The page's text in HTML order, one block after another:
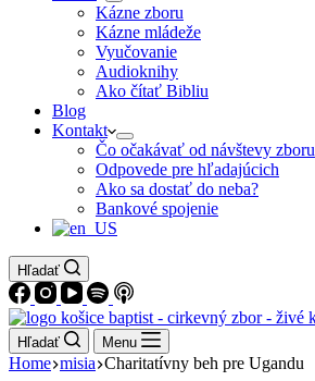
Kázne zboru
Kázne mládeže
Vyučovanie
Audioknihy
Ako čítať Bibliu
Blog
Kontakt
Čo očakávať od návštevy zboru
Odpovede pre hľadajúcich
Ako sa dostať do neba?
Bankové spojenie
Hľadať
Hľadať Menu
Home misia Charitatívny beh pre Ugandu